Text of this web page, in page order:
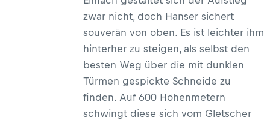
zwar nicht, doch Hanser sichert
souverän von oben. Es ist leichter ihm
hinterher zu steigen, als selbst den
besten Weg über die mit dunklen
Türmen gespickte Schneide zu
finden. Auf 600 Höhenmetern
schwingt diese sich vom Gletscher